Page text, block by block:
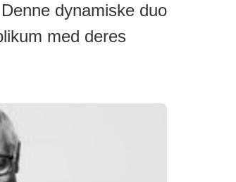
dynamiske duo
med deres